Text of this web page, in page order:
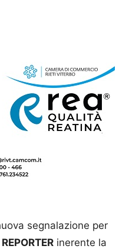
segnalazione per
inerente la